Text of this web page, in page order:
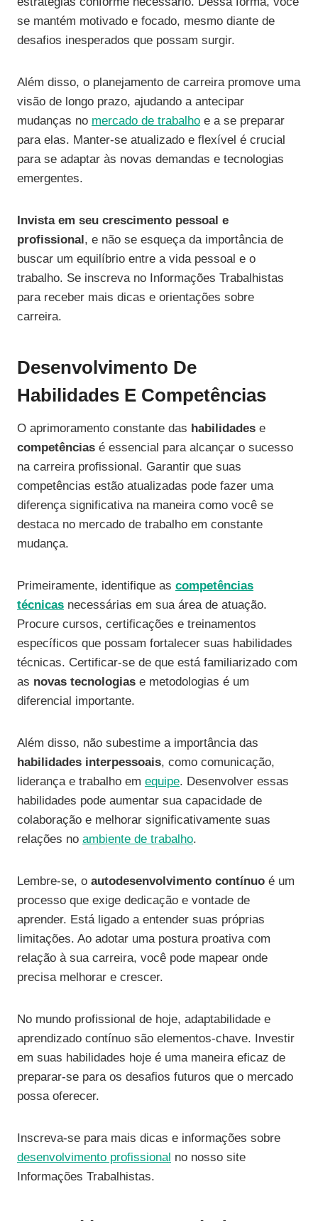
se mantém motivado e focado, mesmo diante de
desafios inesperados que possam surgir.
Além disso, o planejamento de carreira promove uma
visão de longo prazo, ajudando a antecipar
mudanças no mercado de trabalho e a se preparar
para elas. Manter-se atualizado e flexível é crucial
para se adaptar às novas demandas e tecnologias
emergentes.
Invista em seu crescimento pessoal e
profissional , e não se esqueça da importância de
buscar um equilíbrio entre a vida pessoal e o
trabalho. Se inscreva no Informações Trabalhistas
para receber mais dicas e orientações sobre
carreira.
Desenvolvimento De
Habilidades E Competências
O aprimoramento constante das habilidades e
competências é essencial para alcançar o sucesso
na carreira profissional. Garantir que suas
competências estão atualizadas pode fazer uma
diferença significativa na maneira como você se
destaca no mercado de trabalho em constante
mudança.
Primeiramente, identifique as competências
técnicas necessárias em sua área de atuação.
Procure cursos, certificações e treinamentos
específicos que possam fortalecer suas habilidades
técnicas. Certificar-se de que está familiarizado com
as novas tecnologias e metodologias é um
diferencial importante.
Além disso, não subestime a importância das
habilidades interpessoais, como comunicação,
liderança e trabalho em equipe. Desenvolver essas
habilidades pode aumentar sua capacidade de
colaboração e melhorar significativamente suas
relações no ambiente de trabalho.
Lembre-se, o autodesenvolvimento contínuo é um
processo que exige dedicação e vontade de
aprender. Está ligado a entender suas próprias
limitações. Ao adotar uma postura proativa com
relação à sua carreira, você pode mapear onde
precisa melhorar e crescer.
No mundo profissional de hoje, adaptabilidade e
aprendizado contínuo são elementos-chave. Investir
em suas habilidades hoje é uma maneira eficaz de
preparar-se para os desafios futuros que o mercado
possa oferecer.
Inscreva-se para mais dicas e informações sobre
desenvolvimento profissional no nosso site
Informações Trabalhistas.